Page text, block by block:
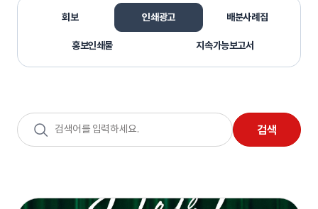
회보 인쇄광고 배분사례집
홍보인쇄물 지속가능보고서
검색어
입력
검색